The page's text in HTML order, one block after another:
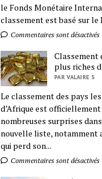
le Fonds Monétaire
classement est basé sur le
Commentaires sont désactivés
Classement
plus riches
PAR VALAIRE S
Le classement des pays
d’Afrique est officiellement
nombreuses surprises
nouvelle liste, notamment
qui perd son...
Commentaires sont désactivés